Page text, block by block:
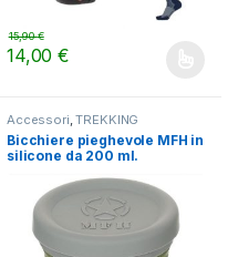
Le opzioni possono essere
14,00€
15,90€
Questo prodotto ha più
Accessori,TREKKING
Bicchiere pieghevole MFH in
silicone da 200 ml.